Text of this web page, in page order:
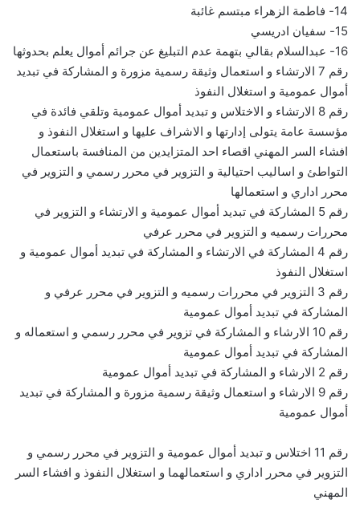
14- فاطمة الزهراء مبتسم غائبة
15- سفيان ادريسي
16- عبدالسلام بقالي بتهمة عدم التبليغ عن جرائم أموال يعلم بحدوثها
رقم 7 الارتشاء و استعمال وثيقة رسمية مزورة و المشاركة في تبديد
أموال عمومية و استغلال النفوذ
رقم 8 الارتشاء و الاختلاس و تبديد أموال عمومية وتلقي فائدة في
مؤسسة عامة يتولى إدارتها و الاشراف عليها و استغلال النفوذ و
افشاء السر المهني اقصاء احد المتزايدين من المنافسة باستعمال
التواطئ و اساليب احتيالية و التزوير في محرر رسمي و التزوير في
محرر اداري و استعمالها
رقم 5 المشاركة في تبديد أموال عمومية و الارتشاء و التزوير في
محررات رسميه و التزوير في محرر عرفي
رقم 4 المشاركة في الارتشاء و المشاركة في تبديد أموال عمومية و
استغلال النفوذ
رقم 3 التزوير في محررات رسميه و التزوير في محرر عرفي و
المشاركة في تبديد أموال عمومية
رقم 10 الارشاء و المشاركة في تزوير في محرر رسمي و استعماله و
المشاركة في تبديد أموال عمومية
رقم 2 الارشاء و المشاركة في تبديد أموال عمومية
رقم 9 الارشاء و استعمال وثيقة رسمية مزورة و المشاركة في تبديد
أموال عمومية
رقم 11 اختلاس و تبديد أموال عمومية و التزوير في محرر رسمي و
التزوير في محرر اداري و استعمالهما و استغلال النفوذ و افشاء السر
المهني